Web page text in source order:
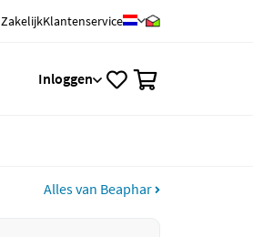
ZakelijkKlantenservice
Inloggen
Alles van Beaphar